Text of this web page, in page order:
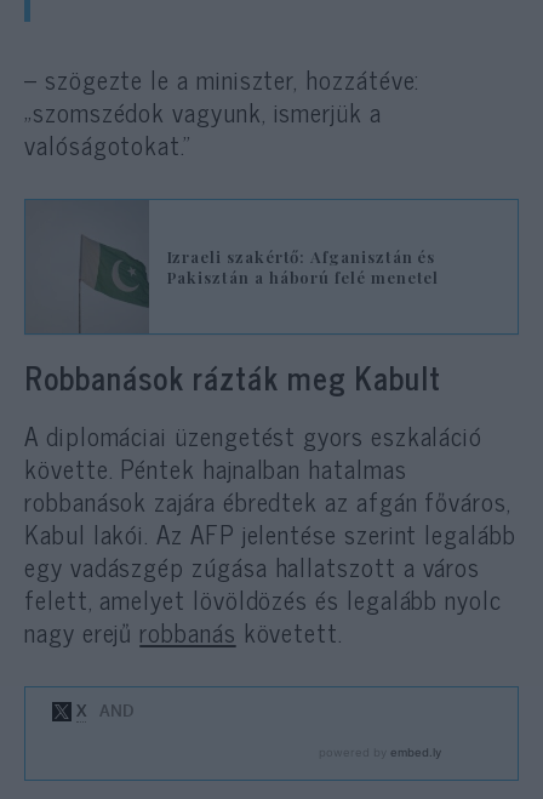
– szögezte le a miniszter, hozzátéve:
„szomszédok vagyunk, ismerjük a
valóságotokat.”
Izraeli szakértő: Afganisztán és
Pakisztán a háború felé menetel
Robbanások rázták meg Kabult
A diplomáciai üzengetést gyors eszkaláció
követte. Péntek hajnalban hatalmas
robbanások zajára ébredtek az afgán főváros,
Kabul lakói. Az AFP jelentése szerint legalább
egy vadászgép zúgása hallatszott a város
felett, amelyet lövöldözés és legalább nyolc
nagy erejű robbanás követett.